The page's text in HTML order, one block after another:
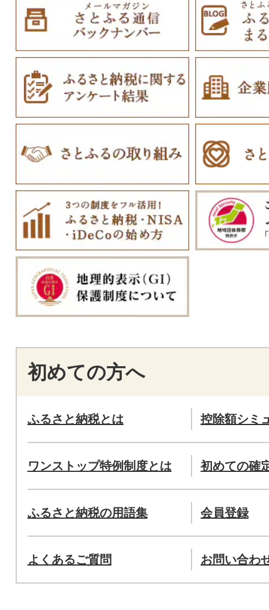
初めての方へ
ふるさと納税とは 控除額シミ
ワンストップ特例制度とは 初めての確
ふるさと納税の用語集 会員登録
よくあるご質問 お問い合わ